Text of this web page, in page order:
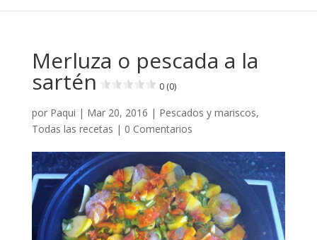
Merluza o pescada a la
sartén 0 (0)
por Paqui | Mar 20, 2016 | Pescados y mariscos,
Todas las recetas | 0 Comentarios